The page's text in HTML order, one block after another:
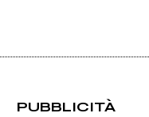
PUBBLICITÀ